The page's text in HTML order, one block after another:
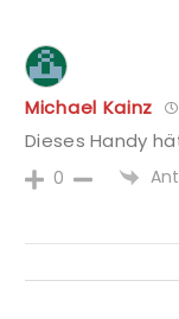
Michael Kainz
Dieses Handy
0